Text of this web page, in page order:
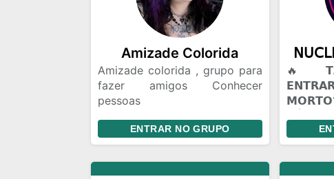
Amizade Colorida
Amizade colorida , grupo para
fazer amigos Conhecer
pessoas
colorida ou algo mais Chat e
bate papo Gincanas Chamadas
de vídeo em grupo Marcar
encontros Amizades com
ENTRAR NO GRUPO
🔥
𝗣𝗔𝗣𝗢
(☠️🫣).
🔥
𝗩𝗢𝗖Ê